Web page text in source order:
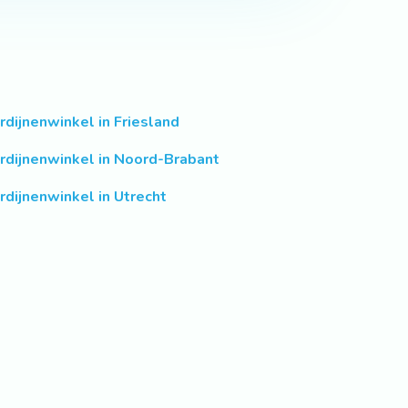
in Friesland
in Noord-Brabant
in Utrecht